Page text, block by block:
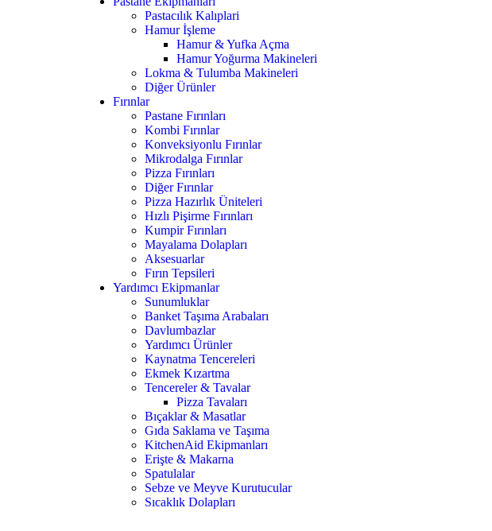
Pastacılık Kalıplari
Hamur İşleme
Hamur & Yufka Açma
Hamur Yoğurma Makineleri
Lokma & Tulumba Makineleri
Diğer Ürünler
Fırınlar
Pastane Fırınları
Kombi Fırınlar
Konveksiyonlu Fırınlar
Mikrodalga Fırınlar
Pizza Fırınları
Diğer Fırınlar
Pizza Hazırlık Üniteleri
Hızlı Pişirme Fırınları
Kumpir Fırınları
Mayalama Dolapları
Aksesuarlar
Fırın Tepsileri
Yardımcı Ekipmanlar
Sunumluklar
Banket Taşıma Arabaları
Davlumbazlar
Yardımcı Ürünler
Kaynatma Tencereleri
Ekmek Kızartma
Tencereler & Tavalar
Pizza Tavaları
Bıçaklar & Masatlar
Gıda Saklama ve Taşıma
KitchenAid Ekipmanları
Erişte & Makarna
Spatulalar
Sebze ve Meyve Kurutucular
Sıcaklık Dolapları